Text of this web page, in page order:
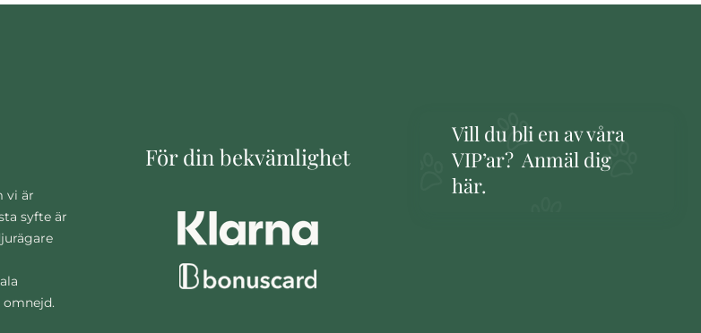
vi är
syfte är
För din bekvämlighet
Vill du bli en av våra
VIP’ar? Anmäl dig
här.